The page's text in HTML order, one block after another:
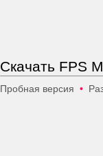
Скачать FPS
Пробная версия •